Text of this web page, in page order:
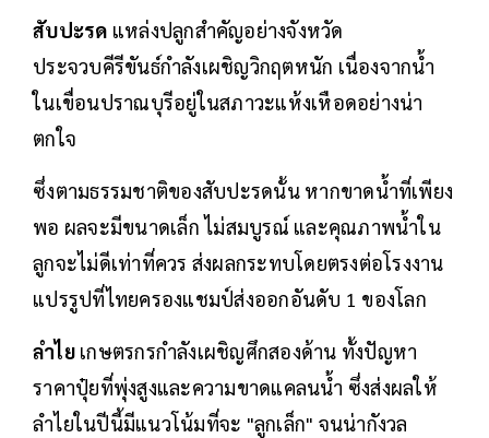
สับปะรด แหล่งปลูกสำคัญอย่างจังหวัด
ประจวบคีรีขันธ์กำลังเผชิญวิกฤตหนัก เนื่องจากน้ำ
ในเขื่อนปราณบุรีอยู่ในสภาวะแห้งเหือดอย่างน่า
ตกใจ
ซึ่งตามธรรมชาติของสับปะรดนั้น หากขาดน้ำที่เพียง
พอ ผลจะมีขนาดเล็ก ไม่สมบูรณ์ และคุณภาพน้ำใน
ลูกจะไม่ดีเท่าที่ควร ส่งผลกระทบโดยตรงต่อโรงงาน
แปรรูปที่ไทยครองแชมป์ส่งออกอันดับ 1 ของโลก
ลำไยเกษตรกรกำลังเผชิญศึกสองด้าน ทั้งปัญหา
ราคาปุ๋ยที่พุ่งสูงและความขาดแคลนน้ำ ซึ่งส่งผลให้
ลำไยในปีนี้มีแนวโน้มที่จะ "ลูกเล็ก" จนน่ากังวล